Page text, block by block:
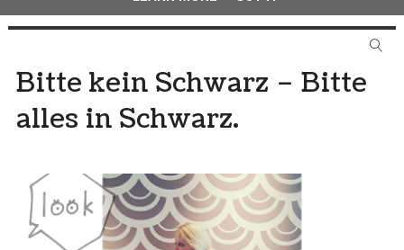
Bitte kein Schwarz – Bitte
alles in Schwarz.